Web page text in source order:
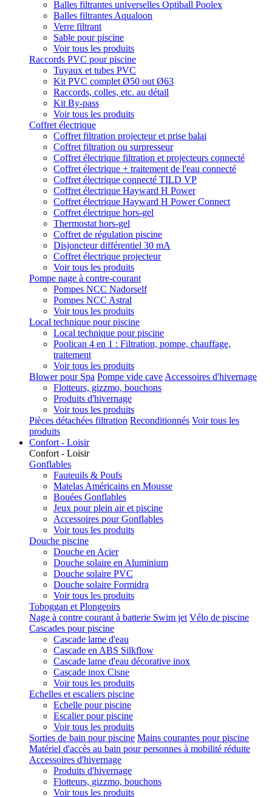
Balles filtrantes universelles Optiball Poolex
Balles filtrantes Aqualoon
Verre filtrant
Sable pour piscine
Voir tous les produits
Raccords PVC pour piscine
Tuyaux et tubes PVC
Kit PVC complet Ø50 out Ø63
Raccords, colles, etc. au détail
Kit By-pass
Voir tous les produits
Coffret électrique
Coffret filtration projecteur et prise balai
Coffret filtration ou surpresseur
Coffret électrique filtration et projecteurs connecté
Coffret électrique + traitement de l'eau connecté
Coffret électrique connecté TILD VP
Coffret électrique Hayward H Power
Coffret électrique Hayward H Power Connect
Coffret électrique hors-gel
Thermostat hors-gel
Coffret de régulation piscine
Disjoncteur différentiel 30 mA
Coffret électrique projecteur
Voir tous les produits
Pompe nage à contre-courant
Pompes NCC Nadorself
Pompes NCC Astral
Voir tous les produits
Local technique pour piscine
Local technique pour piscine
Poolican 4 en 1 : Filtration, pompe, chauffage,
traitement
Voir tous les produits
Blower pour Spa Pompe vide cave Accessoires d'hivernage
Flotteurs, gizzmo, bouchons
Produits d'hivernage
Voir tous les produits
Pièces détachées filtration Reconditionnés Voir tous les
produits
Confort - Loisir
Confort - Loisir
Gonflables
Fauteuils & Poufs
Matelas Américains en Mousse
Bouées Gonflables
Jeux pour plein air et piscine
Accessoires pour Gonflables
Voir tous les produits
Douche piscine
Douche en Acier
Douche solaire en Aluminium
Douche solaire PVC
Douche solaire Formidra
Voir tous les produits
Toboggan et Plongeoirs
Nage à contre courant à batterie Swim jet Vélo de piscine
Cascades pour piscine
Cascade lame d'eau
Cascade en ABS Silkflow
Cascade lame d'eau décorative inox
Cascade inox Cisne
Voir tous les produits
Echelles et escaliers piscine
Echelle pour piscine
Escalier pour piscine
Voir tous les produits
Sorties de bain pour piscine Mains courantes pour piscine
Matériel d'accès au bain pour personnes à mobilité réduite
Accessoires d'hivernage
Produits d'hivernage
Flotteurs, gizzmo, bouchons
Voir tous les produits